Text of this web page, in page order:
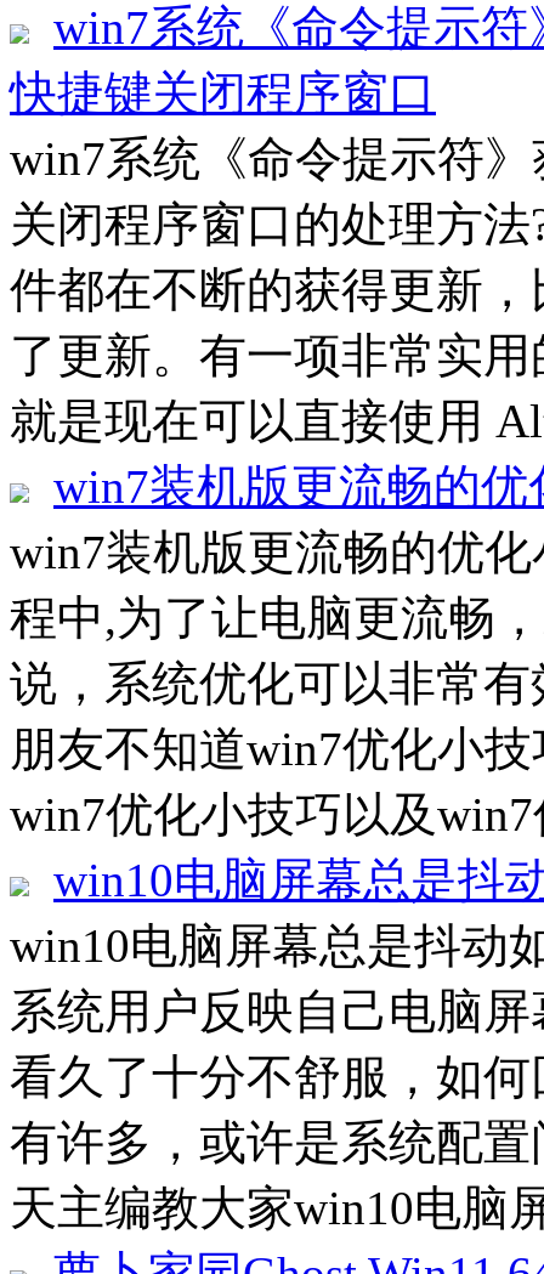
win7系统《命令提示
快捷键关闭程序窗口
win7系统《命令提示符
关闭程序窗口的处理方
件都在不断的获得更新
了更新。有一项非常实
就是现在可以直接使用
win7装机版更流畅的优
win7装机版更流畅的优
程中,为了让电脑更流畅
说，系统优化可以非常
朋友不知道win7优化小
win7优化小技巧以及
win10电脑屏幕总是抖
win10电脑屏幕总是抖动
系统用户反映自己电脑
看久了十分不舒服，如
有许多，或许是系统配
天主编教大家win10电脑